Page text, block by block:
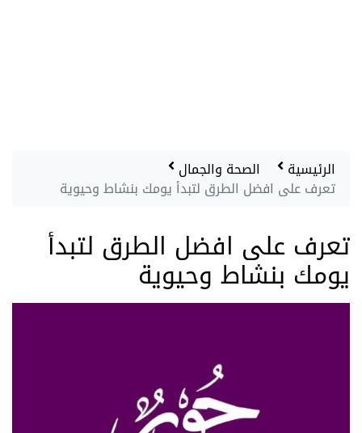
الرئيسية الصحة والجمال
تعرف على افضل الطرق لتبدأ يومك بنشاط وحيوية
تعرف على افضل الطرق لتبدأ
يومك بنشاط وحيوية